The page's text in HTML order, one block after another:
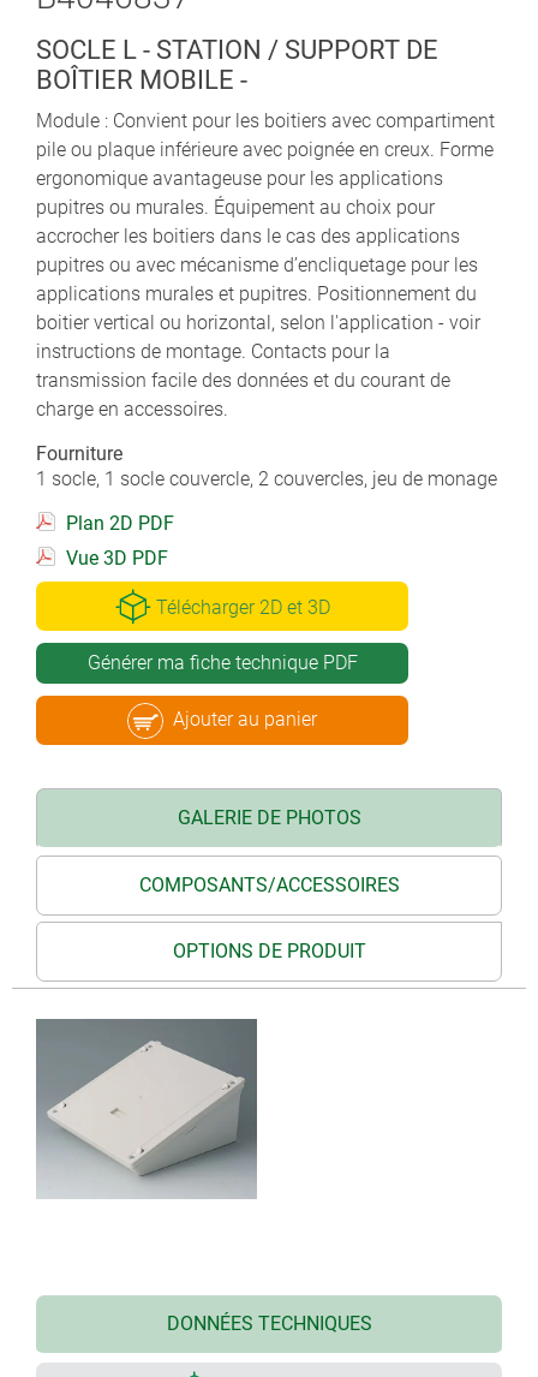
SOCLE L - STATION / SUPPORT DE
BOÎTIER MOBILE -
Module : Convient pour les boitiers avec compartiment
pile ou plaque inférieure avec poignée en creux. Forme
ergonomique avantageuse pour les applications
pupitres ou murales. Équipement au choix pour
accrocher les boitiers dans le cas des applications
pupitres ou avec mécanisme d’encliquetage pour les
applications murales et pupitres. Positionnement du
boitier vertical ou horizontal, selon l'application - voir
instructions de montage. Contacts pour la
transmission facile des données et du courant de
charge en accessoires.
Fourniture
1 socle, 1 socle couvercle, 2 couvercles, jeu de monage
Plan 2D PDF
Vue 3D PDF
Télécharger 2D et 3D
Générer ma fiche technique PDF
Ajouter au panier
GALERIE DE PHOTOS
COMPOSANTS/ACCESSOIRES
OPTIONS DE PRODUIT
DONNÉES TECHNIQUES